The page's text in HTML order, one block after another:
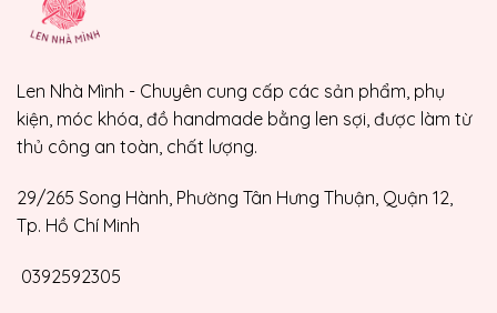
Len Nhà Mình - Chuyên cung cấp các sản phẩm, phụ
kiện, móc khóa, đồ handmade bằng len sợi, được làm từ
thủ công an toàn, chất lượng.
29/265 Song Hành, Phường Tân Hưng Thuận, Quận 12,
Tp. Hồ Chí Minh
0392592305